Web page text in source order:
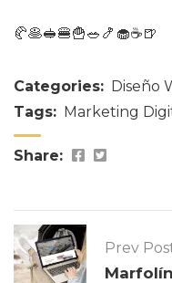
🥐🥞🥪🍔🍟🥗🍤🧁☕🍺
Categories: Diseño
Tags: Marketing
Share:
Prev